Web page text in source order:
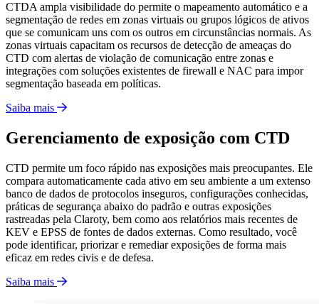
CTDA ampla visibilidade do permite o mapeamento automático e a
segmentação de redes em zonas virtuais ou grupos lógicos de ativos
que se comunicam uns com os outros em circunstâncias normais. As
zonas virtuais capacitam os recursos de detecção de ameaças do
CTD com alertas de violação de comunicação entre zonas e
integrações com soluções existentes de firewall e NAC para impor
segmentação baseada em políticas.
Saiba mais
Gerenciamento de exposição com CTD
CTD permite um foco rápido nas exposições mais preocupantes. Ele
compara automaticamente cada ativo em seu ambiente a um extenso
banco de dados de protocolos inseguros, configurações conhecidas,
práticas de segurança abaixo do padrão e outras exposições
rastreadas pela Claroty, bem como aos relatórios mais recentes de
KEV e EPSS de fontes de dados externas. Como resultado, você
pode identificar, priorizar e remediar exposições de forma mais
eficaz em redes civis e de defesa.
Saiba mais